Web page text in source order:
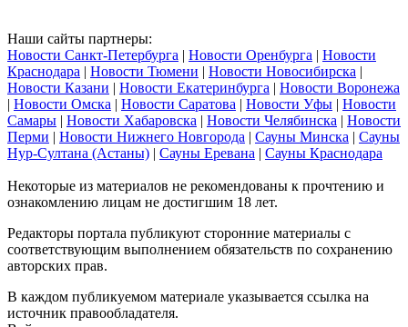
Наши сайты партнеры:
Новости Санкт-Петербурга | Новости Оренбурга | Новости
Краснодара | Новости Тюмени | Новости Новосибирска |
Новости Казани | Новости Екатеринбурга | Новости Воронежа
| Новости Омска | Новости Саратова | Новости Уфы | Новости
Самары | Новости Хабаровска | Новости Челябинска | Новости
Перми | Новости Нижнего Новгорода | Сауны Минска | Сауны
Нур-Султана (Астаны) | Сауны Еревана | Сауны Краснодара
Некоторые из материалов не рекомендованы к прочтению и
ознакомлению лицам не достигшим 18 лет.
Редакторы портала публикуют сторонние материалы с
соответствующим выполнением обязательств по сохранению
авторских прав.
В каждом публикуемом материале указывается ссылка на
источник правообладателя.